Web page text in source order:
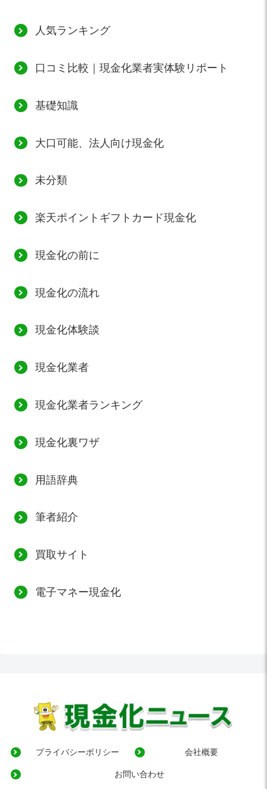
人気ランキング
口コミ比較｜現金化業者実体験リポート
基礎知識
大口可能、法人向け現金化
未分類
楽天ポイントギフトカード現金化
現金化の前に
現金化の流れ
現金化体験談
現金化業者
現金化業者ランキング
現金化裏ワザ
用語辞典
筆者紹介
買取サイト
電子マネー現金化
プライバシーポリシー 会社概要
お問い合わせ